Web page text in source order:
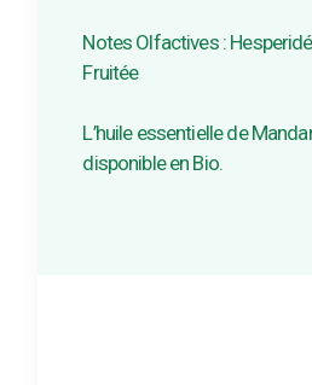
Notes Olfactives :
Fruitée
L’huile essentielle de
disponible en Bio.